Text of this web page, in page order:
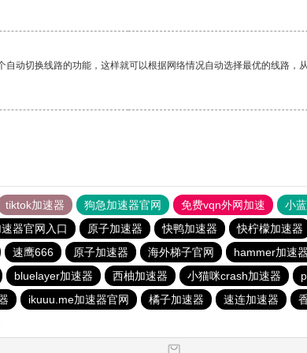
动切换线路的功能，这样就可以根据网络情况自动选择最优的线路，
tiktok加速器 狗急加速器官网 免费vqn外网加速 小
器官网入口 原子加速器 快鸭加速器 快柠檬加速器
速鹰666 原子加速器 海外梯子官网 hammer加速器
bluelayer加速器 西柚加速器 小猫咪crash加速器
ikuuu.me加速器官网 橘子加速器 速连加速器